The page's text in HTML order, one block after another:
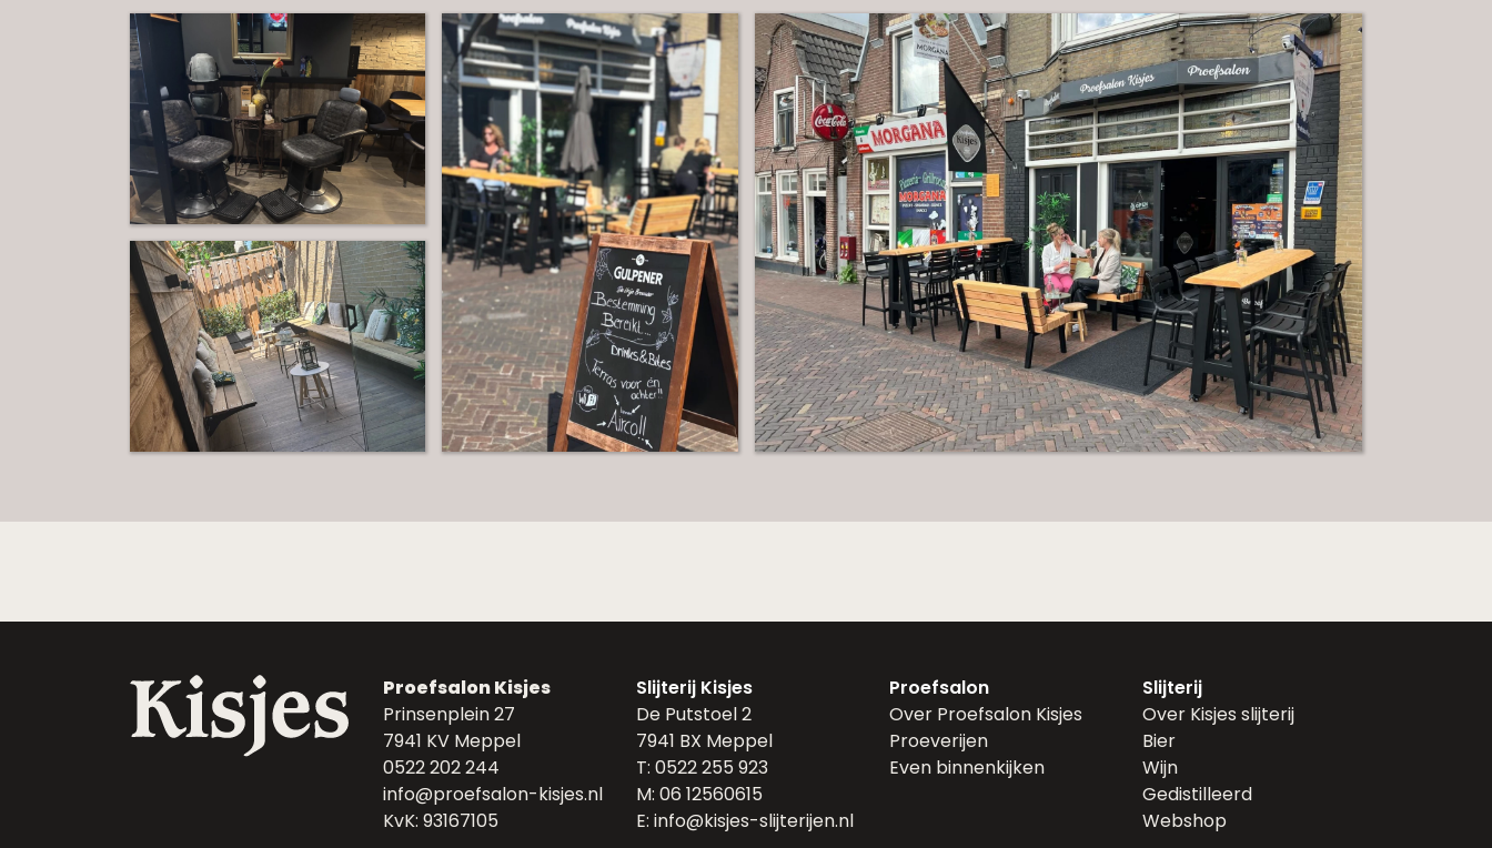
Proefsalon Kisjes
Prinsenplein 27
7941 KV Meppel
0522 202 244
info@proefsalon-kisjes.nl
KvK: 93167105
Slijterij Kisjes
De Putstoel 2
7941 BX Meppel
T: 0522 255 923
M: 06 12560615
E: info@kisjes-slijterijen.nl
Proefsalon
Over Proefsalon Kisjes
Proeverijen
Even binnenkijken
Slijterij
Over Kisjes slijterij
Bier
Wijn
Gedistilleerd
Webshop